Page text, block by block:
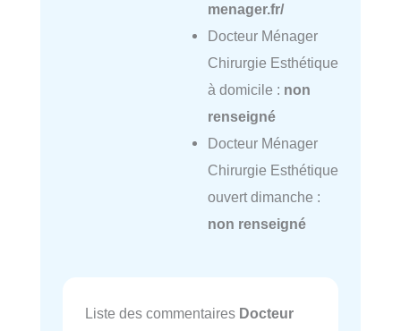
menager.fr/
Docteur Ménager
Chirurgie Esthétique
à domicile : non
renseigné
Docteur Ménager
Chirurgie Esthétique
ouvert dimanche :
non renseigné
Liste des commentaires Docteur